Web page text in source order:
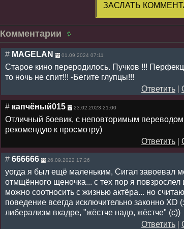
ЗАСЛАТЬ
Комментарии
# MAGELAN 01.09.2024 07:11
Старое кино переродилось. Пучков !!!
то ночь не спит!!! -Бегите глупцы!!!
Ответить
# капчёный015 23.02.2023 21:00
Отличный боевик, с неповторимым
рекомендую к просмотру)
Ответить
# 666666 26.09.2022 17:26
уогда я был ещё маленьким, Сигал завоевал
отмщённого щеночка... с тех пор я повзрослел
можно соотносить с жизнью актёра... но
поведение всегда исключительно законно XD
либерализм вкадре, "жёстче надо, жёстче" (с))
Ответить